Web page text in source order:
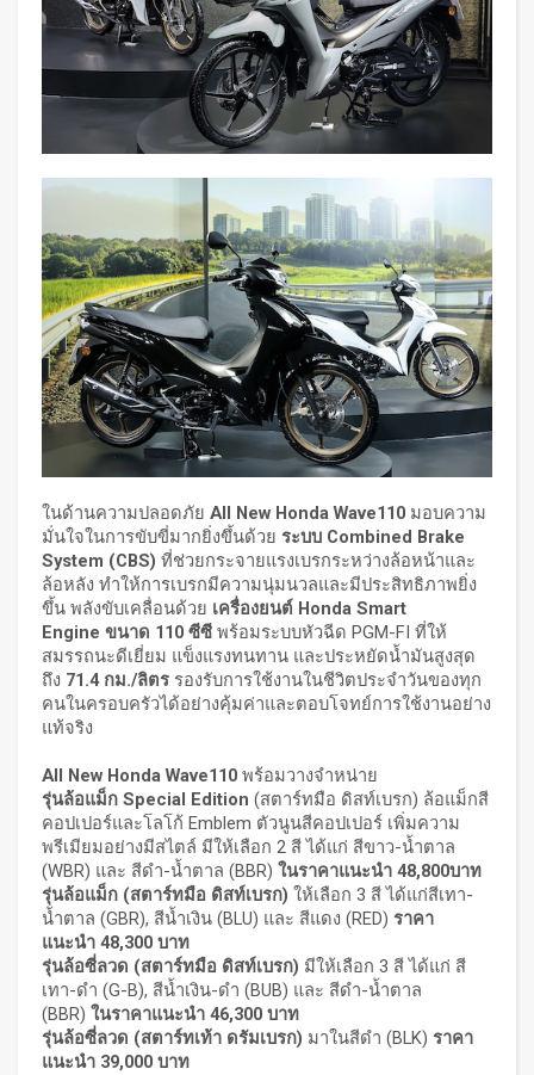
ในด้านความปลอดภัย All New Honda Wave110 มอบความ
มั่นใจในการขับขี่มากยิ่งขึ้นด้วย ระบบ Combined Brake
System (CBS) ที่ช่วยกระจายแรงเบรกระหว่างล้อหน้าและ
ล้อหลัง ทำให้การเบรกมีความนุ่มนวลและมีประสิทธิภาพยิ่ง
ขึ้น พลังขับเคลื่อนด้วย เครื่องยนต์ Honda Smart
Engine ขนาด 110 ซีซี พร้อมระบบหัวฉีด PGM-FI ที่ให้
สมรรถนะดีเยี่ยม แข็งแรงทนทาน และประหยัดน้ำมันสูงสุด
ถึง 71.4 กม./ลิตร รองรับการใช้งานในชีวิตประจำวันของทุก
คนในครอบครัวได้อย่างคุ้มค่าและตอบโจทย์การใช้งานอย่าง
แท้จริง
All New Honda Wave110 พร้อมวางจำหน่าย
รุ่นล้อแม็ก Special Edition (สตาร์ทมือ ดิสท์เบรก) ล้อแม็กสี
คอปเปอร์และโลโก้ Emblem ตัวนูนสีคอปเปอร์ เพิ่มความ
พรีเมียมอย่างมีสไตล์ มีให้เลือก 2 สี ได้แก่ สีขาว-น้ำตาล
(WBR) และ สีดำ-น้ำตาล (BBR) ในราคาแนะนำ 48,800บาท
รุ่นล้อแม็ก (สตาร์ทมือ ดิสท์เบรก) ให้เลือก 3 สี ได้แก่สีเทา-
น้ำตาล (GBR), สีน้ำเงิน (BLU) และ สีแดง (RED) ราคา
แนะนำ 48,300 บาท
รุ่นล้อซี่ลวด (สตาร์ทมือ ดิสท์เบรก) มีให้เลือก 3 สี ได้แก่ สี
เทา-ดำ (G-B), สีน้ำเงิน-ดำ (BUB) และ สีดำ-น้ำตาล
(BBR) ในราคาแนะนำ 46,300 บาท
รุ่นล้อซี่ลวด (สตาร์ทเท้า ดรัมเบรก) มาในสีดำ (BLK) ราคา
แนะนำ 39,000 บาท